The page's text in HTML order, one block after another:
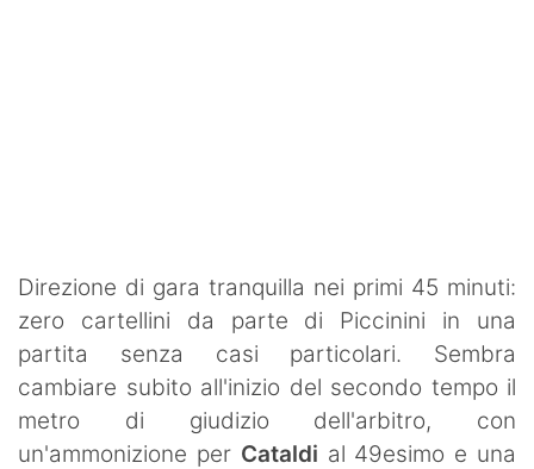
Direzione di gara tranquilla nei primi 45 minuti:
zero cartellini da parte di Piccinini in una
partita senza casi particolari. Sembra
cambiare subito all'inizio del secondo tempo il
metro di giudizio dell'arbitro, con
un'ammonizione per Cataldi al 49esimo e una